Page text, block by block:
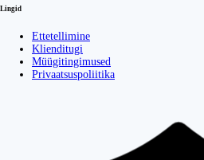
Lingid
Ettetellimine
Klienditugi
Müügitingimused
Privaatsuspoliitika